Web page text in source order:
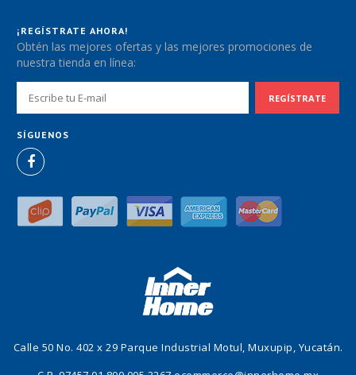
¡REGÍSTRATE AHORA!
Obtén las mejores ofertas y las mejores promociones de
nuestra tienda en línea:
SÍGUENOS
Calle 50 No. 402 x 29 Parque Industrial Motul, Muxupip, Yucatán.